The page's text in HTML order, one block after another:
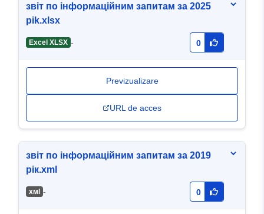
звіт по інформаційним запитам за 2025
рik.xlsx
Excel XLSX - 0
Previzualizare
URL de acces
звіт по інформаційним запитам за 2019
рік.xml
хмl - 0